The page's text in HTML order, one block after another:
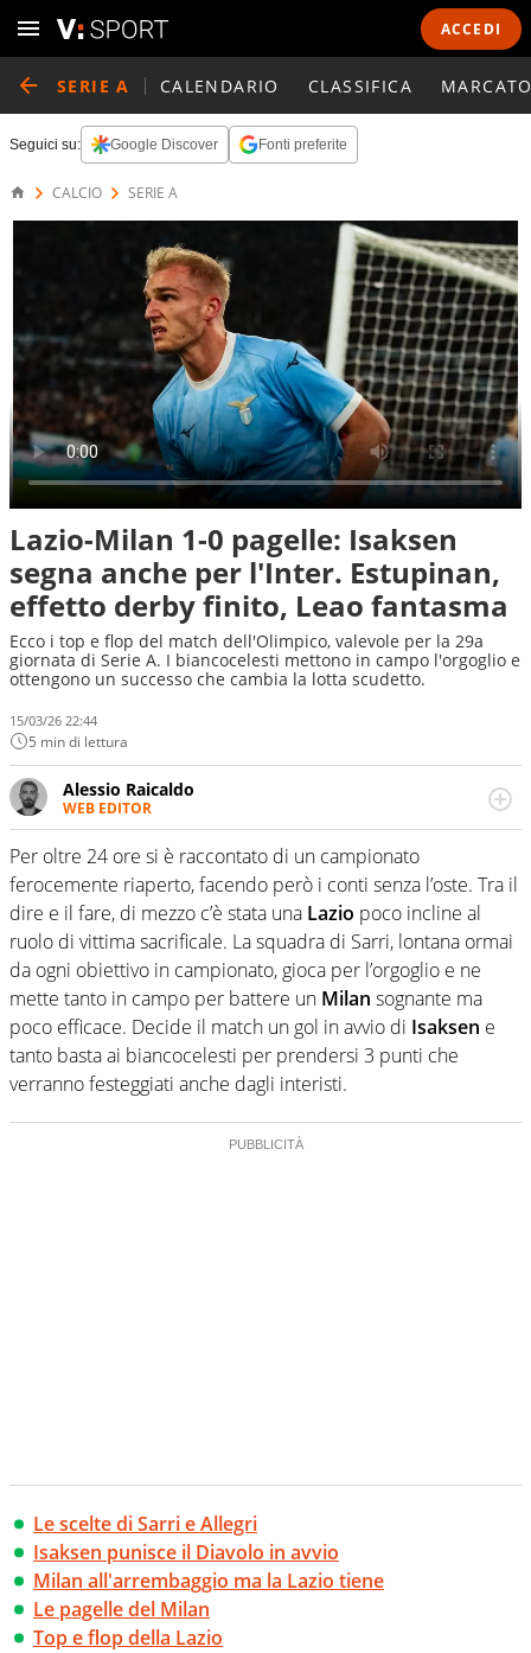
ACCEDI
SERIE A CALENDARIO CLASSIFICA
Seguici su: Google Discover Fonti preferite
CALCIO SERIE A
Lazio-Milan 1-0 pagelle: Isaksen
segna anche per l'Inter. Estupinan,
effetto derby finito, Leao fantasma
Ecco i top e flop del match dell'Olimpico, valevole per la 29a
giornata di Serie A. I biancocelesti mettono in campo l'orgoglio e
ottengono un successo che cambia la lotta scudetto.
15/03/26 22:44
5 min di lettura
Alessio Raicaldo
WEB EDITOR
Un figlio che si chiama Diego e la tesi di laurea sugli stadi
di proprietà in Italia. Il calcio quale filo conduttore
irrinunciabile tra passione e professione. Per Virgilio
Sport indaga, approfondisce e scandaglia l'universo
mondo dello sport per antonomasia
Per oltre 24 ore si è raccontato di un campionato
ferocemente riaperto, facendo però i conti senza l’oste. Tra il
dire e il fare, di mezzo c’è stata una Lazio poco incline al
ruolo di vittima sacrificale. La squadra di Sarri, lontana ormai
da ogni obiettivo in campionato, gioca per l’orgoglio e ne
mette tanto in campo per battere un Milan sognante ma
poco efficace. Decide il match un gol in avvio di Isaksen e
tanto basta ai biancocelesti per prendersi 3 punti che
verranno festeggiati anche dagli interisti.
Le scelte di Sarri e Allegri
Isaksen punisce il Diavolo in avvio
Milan all'arrembaggio ma la Lazio tiene
Le pagelle del Milan
Top e flop della Lazio